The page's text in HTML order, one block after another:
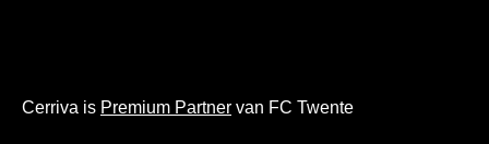
Cerriva is Premium Partner van FC Twente